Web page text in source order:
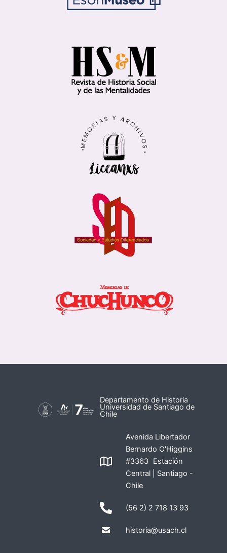
Departamento de Historia
Universidad de Santiago de
Chile
Avenida Libertador
Bernardo O'Higgins
#3363 Estación
Central | Santiago -
Chile
(56 2) 2 718 13 93
historia@usach.cl